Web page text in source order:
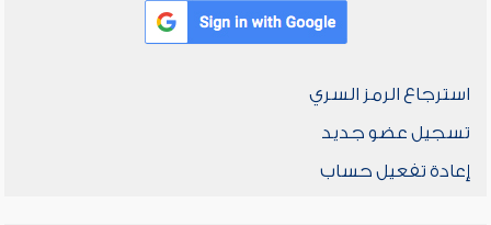
استرجاع الرمز السري
تسجيل عضو جديد
إعادة تفعيل حساب